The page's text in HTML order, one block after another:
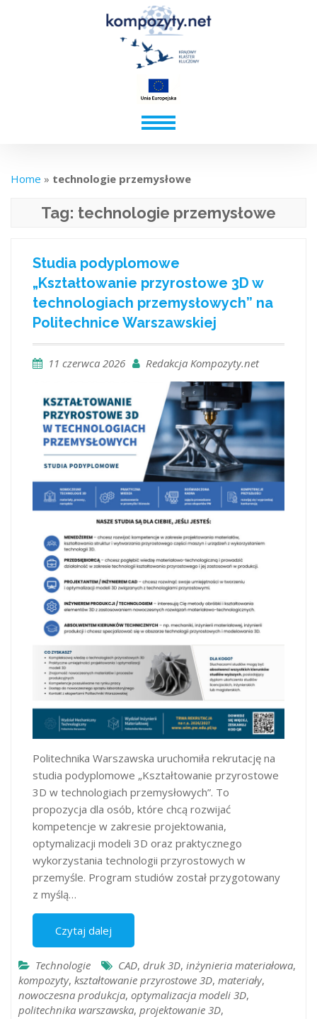
Home » technologie przemysłowe
Tag: technologie przemysłowe
Studia podyplomowe
„Kształtowanie przyrostowe 3D w
technologiach przemysłowych” na
Politechnice Warszawskiej
11 czerwca 2026 Redakcja Kompozyty.net
Politechnika Warszawska uruchomiła rekrutację na
studia podyplomowe „Kształtowanie przyrostowe
3D w technologiach przemysłowych”. To
propozycja dla osób, które chcą rozwijać
kompetencje w zakresie projektowania,
optymalizacji modeli 3D oraz praktycznego
wykorzystania technologii przyrostowych w
przemyśle. Program studiów został przygotowany
z myślą…
Czytaj dalej
Technologie CAD, druk 3D, inżynieria materiałowa,
kompozyty, kształtowanie przyrostowe 3D, materiały,
nowoczesna produkcja, optymalizacja modeli 3D,
politechnika warszawska, projektowanie 3D,